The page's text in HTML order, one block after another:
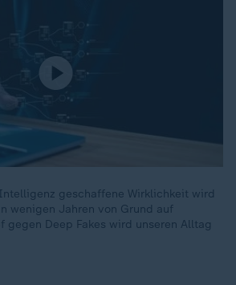
geschaffene Wirklichkeit wird
wenigen Jahren von Grund auf
gegen Deep Fakes wird unseren Alltag